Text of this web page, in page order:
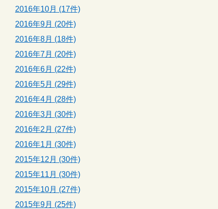
2016年10月 (17件)
2016年9月 (20件)
2016年8月 (18件)
2016年7月 (20件)
2016年6月 (22件)
2016年5月 (29件)
2016年4月 (28件)
2016年3月 (30件)
2016年2月 (27件)
2016年1月 (30件)
2015年12月 (30件)
2015年11月 (30件)
2015年10月 (27件)
2015年9月 (25件)